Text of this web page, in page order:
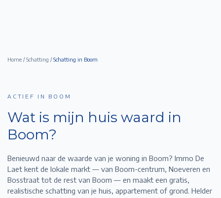
Home / Schatting /Schatting in Boom
ACTIEF IN BOOM
Wat is mijn huis waard in
Boom?
Benieuwd naar de waarde van je woning in Boom? Immo De
Laet kent de lokale markt — van Boom-centrum, Noeveren en
Bosstraat tot de rest van Boom — en maakt een gratis,
realistische schatting van je huis, appartement of grond. Helder